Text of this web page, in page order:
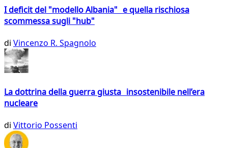
I deficit del "modello Albania" e quella rischiosa
scommessa sugli "hub"
di Vincenzo R. Spagnolo
La dottrina della guerra giusta insostenibile nell’era
nucleare
di Vittorio Possenti